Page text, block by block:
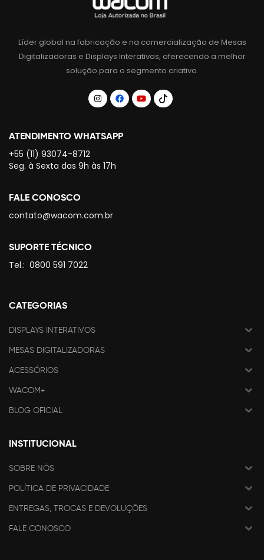
Líder global na fabricação e na comercialização de Mesas
Digitalizadoras e Displays Interativos, oferecendo a melhor
solução para o segmento criativo.
ATENDIMENTO WHATSAPP
+55 (11) 93074-8712
Seg. à Sexta das 9h às 17h
FALE CONOSCO
contato@wacom.com.br
SUPORTE TÉCNICO
Tel.: 0800 591 7022
CATEGORIAS
DISPLAYS INTERATIVOS
MESAS DIGITALIZADORAS
ACESSÓRIOS
WACOM+
BLOG OFICIAL
INSTITUCIONAL
SOBRE NÓS
POLÍTICA DE PRIVACIDADE
ENTREGAS, TROCAS E DEVOLUÇÕES
FALE CONOSCO